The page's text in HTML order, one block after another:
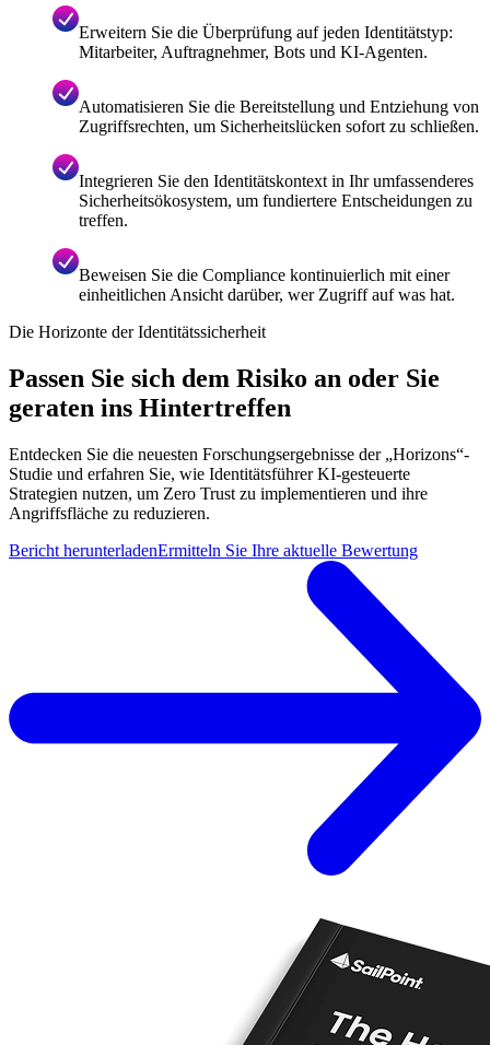
Erweitern Sie die Überprüfung auf jeden Identitätstyp:
Mitarbeiter, Auftragnehmer, Bots und KI-Agenten.
Automatisieren Sie die Bereitstellung und Entziehung von
Zugriffsrechten, um Sicherheitslücken sofort zu schließen.
Integrieren Sie den Identitätskontext in Ihr umfassenderes
Sicherheitsökosystem, um fundiertere Entscheidungen zu
treffen.
Beweisen Sie die Compliance kontinuierlich mit einer
einheitlichen Ansicht darüber, wer Zugriff auf was hat.
Die Horizonte der Identitätssicherheit
Passen Sie sich dem Risiko an oder Sie
geraten ins Hintertreffen
Entdecken Sie die neuesten Forschungsergebnisse der „Horizons“-
Studie und erfahren Sie, wie Identitätsführer KI-gesteuerte
Strategien nutzen, um Zero Trust zu implementieren und ihre
Angriffsfläche zu reduzieren.
Bericht herunterladenErmitteln Sie Ihre aktuelle Bewertung